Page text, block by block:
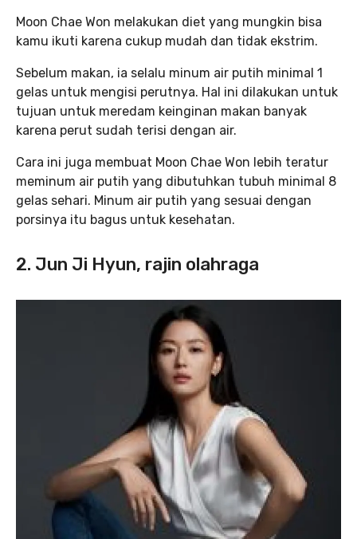
Moon Chae Won melakukan diet yang mungkin bisa
kamu ikuti karena cukup mudah dan tidak ekstrim.
Sebelum makan, ia selalu minum air putih minimal 1
gelas untuk mengisi perutnya. Hal ini dilakukan untuk
tujuan untuk meredam keinginan makan banyak
karena perut sudah terisi dengan air.
Cara ini juga membuat Moon Chae Won lebih teratur
meminum air putih yang dibutuhkan tubuh minimal 8
gelas sehari. Minum air putih yang sesuai dengan
porsinya itu bagus untuk kesehatan.
2. Jun Ji Hyun, rajin olahraga